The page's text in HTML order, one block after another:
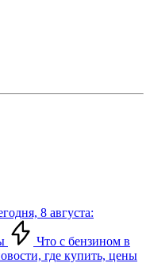
8 августа:
Что с бензином в
где купить, цены